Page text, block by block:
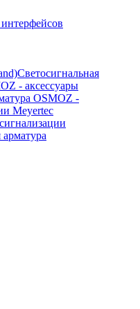
Светосигнальная
- аксессуары
OSMOZ -
Meyertec